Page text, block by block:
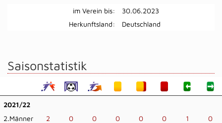
im Verein bis:
30.06.2023
Herkunftsland:
Deutschland
Saisonstatistik
2021/22
2.Männer
2 0 0 0 0 0 1 0